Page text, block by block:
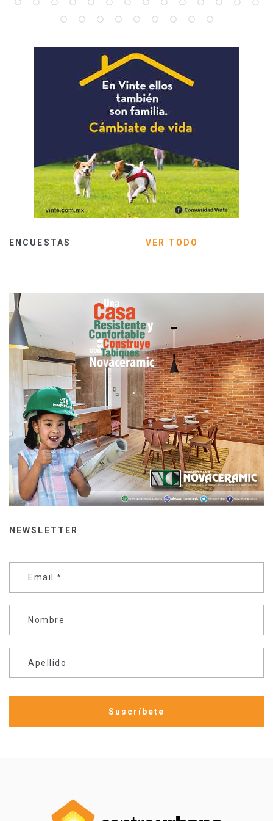
ENCUESTAS VER TODO
NEWSLETTER
Email *
Nombre
Apellido